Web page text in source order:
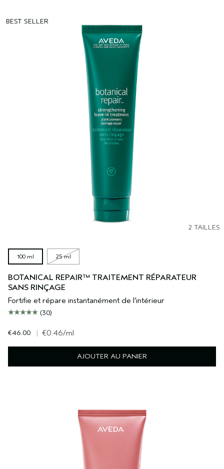
BEST SELLER
2 TAILLES
100 ml 25 ml
BOTANICAL REPAIR™ TRAITEMENT RÉPARATEUR
SANS RINÇAGE
Fortifie et répare instantanément de l’intérieur
(30)
€46.00 | €0.46/ml
AJOUTER AU PANIER